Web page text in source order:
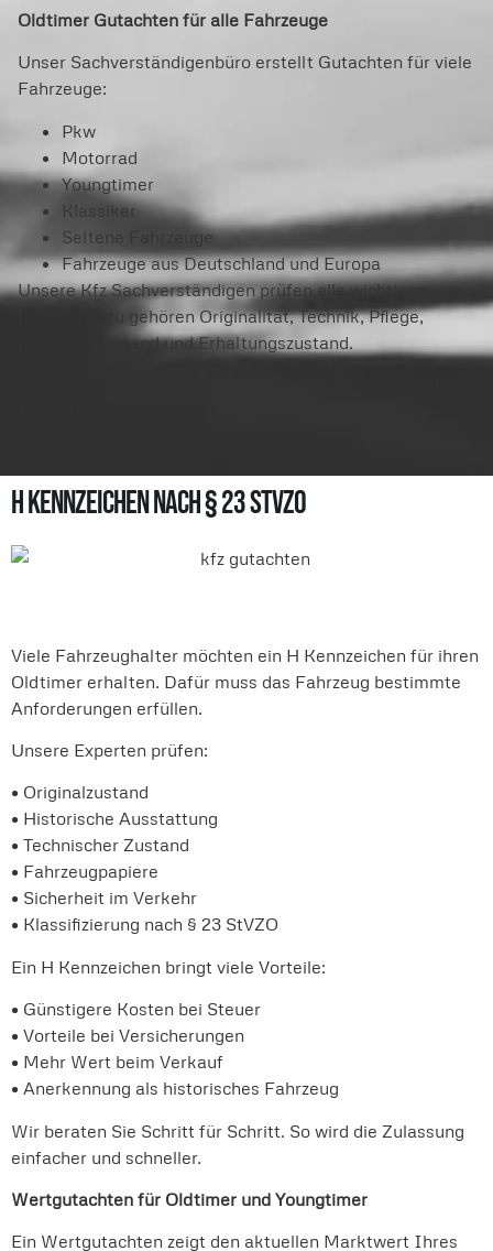
Oldtimer Gutachten für alle Fahrzeuge
Unser Sachverständigenbüro erstellt Gutachten für viele
Fahrzeuge:
Pkw
Motorrad
Youngtimer
Klassiker
Seltene Fahrzeuge
Fahrzeuge aus Deutschland und Europa
Unsere Kfz Sachverständigen prüfen alle wichtigen
Punkte. Dazu gehören Originalität, Technik, Pflege,
Rahmen, Zustand und Erhaltungszustand.
H Kennzeichen nach § 23 StVZO
Viele Fahrzeughalter möchten ein H Kennzeichen für ihren
Oldtimer erhalten. Dafür muss das Fahrzeug bestimmte
Anforderungen erfüllen.
Unsere Experten prüfen:
• Originalzustand
• Historische Ausstattung
• Technischer Zustand
• Fahrzeugpapiere
• Sicherheit im Verkehr
• Klassifizierung nach § 23 StVZO
Ein H Kennzeichen bringt viele Vorteile:
• Günstigere Kosten bei Steuer
• Vorteile bei Versicherungen
• Mehr Wert beim Verkauf
• Anerkennung als historisches Fahrzeug
Wir beraten Sie Schritt für Schritt. So wird die Zulassung
einfacher und schneller.
Wertgutachten für Oldtimer und Youngtimer
Ein Wertgutachten zeigt den aktuellen Marktwert Ihres